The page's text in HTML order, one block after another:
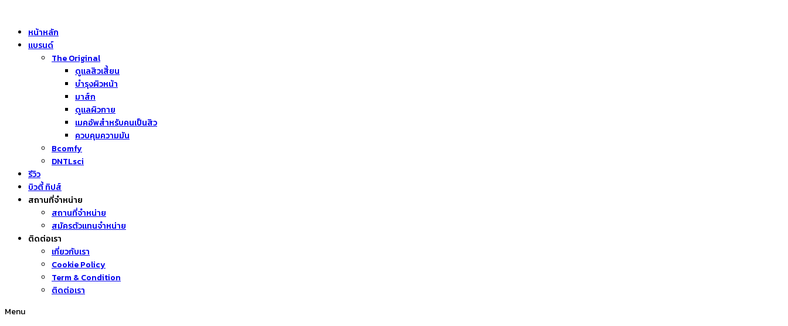
หน้าหลัก
แบรนด์
The Original
ดูแลสิวเสี้ยน
บำรุงผิวหน้า
มาส์ก
ดูแลผิวกาย
เมคอัพสำหรับคนเป็นสิว
ควบคุมความมัน
Bcomfy
DNTLsci
รีวิว
บิวตี้ ทิปส์
สถานที่จำหน่าย
สถานที่จำหน่าย
สมัครตัวแทนจำหน่าย
ติดต่อเรา
เกี่ยวกับเรา
Cookie Policy
Term & Condition
ติดต่อเรา
Menu